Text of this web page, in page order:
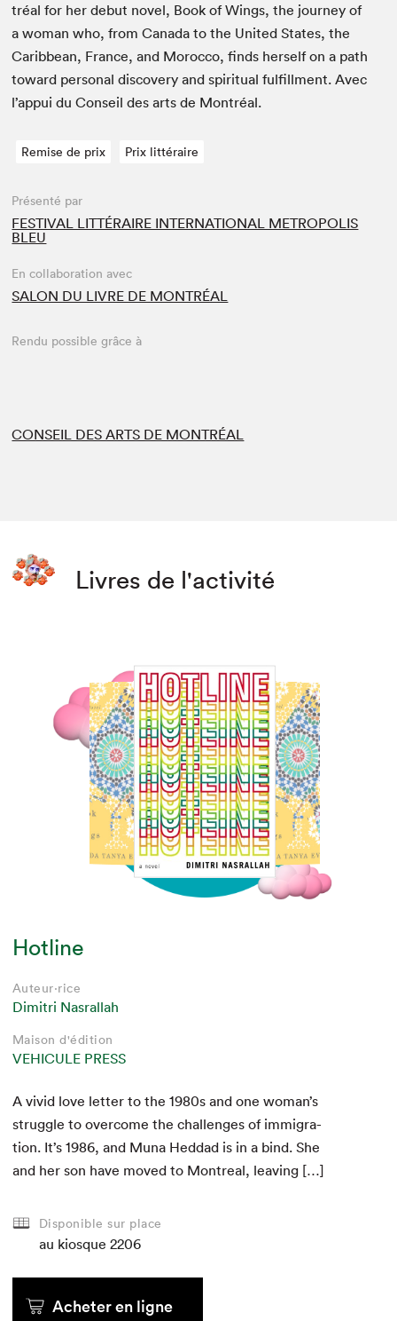
tréal for her debut nov­el, Book of Wings, the jour­ney of
a woman who, from Cana­da to the Unit­ed States, the
Caribbean, France, and Moroc­co, finds her­self on a path
toward per­son­al dis­cov­ery and spir­i­tu­al ful­fill­ment. Avec
l’appui du Con­seil des arts de Montréal.
Remise de prix Prix littéraire
Présenté par
FESTIVAL LITTÉRAIRE INTERNATIONAL METROPOLIS
BLEU
En collaboration avec
SALON DU LIVRE DE MONTRÉAL
Rendu possible grâce à
CONSEIL DES ARTS DE MONTRÉAL
Livres de l'activité
Auteur·rice
Dimitri Nasrallah
Maison d'édition
VEHICULE PRESS
1980
1986
au kiosque
Acheter en ligne
Auteur·rice
Tawhida Tanya Evanson
Maison d'édition
VEHICULE PRESS
Hotline
Auteur·rice
Dimitri Nasrallah
Maison d'édition
VEHICULE PRESS
A vivid love let­ter to the 1980s and one woman’s
strug­gle to over­come the chal­lenges of immi­gra­
tion. It’s 1986, and Muna Hed­dad is in a bind. She
and her son have moved to Mon­tre­al, leaving […]
Disponible sur place
au kiosque 2206
Acheter en ligne
Auteur·rice
Tawhida Tanya Evanson
Maison d'édition
VEHICULE PRESS
Auteur·rice
Dimitri Nasrallah
Maison d'édition
VEHICULE PRESS
1980
1986
au kiosque
Acheter en ligne
Auteur·rice
Tawhida Tanya Evanson
Maison d'édition
VEHICULE PRESS